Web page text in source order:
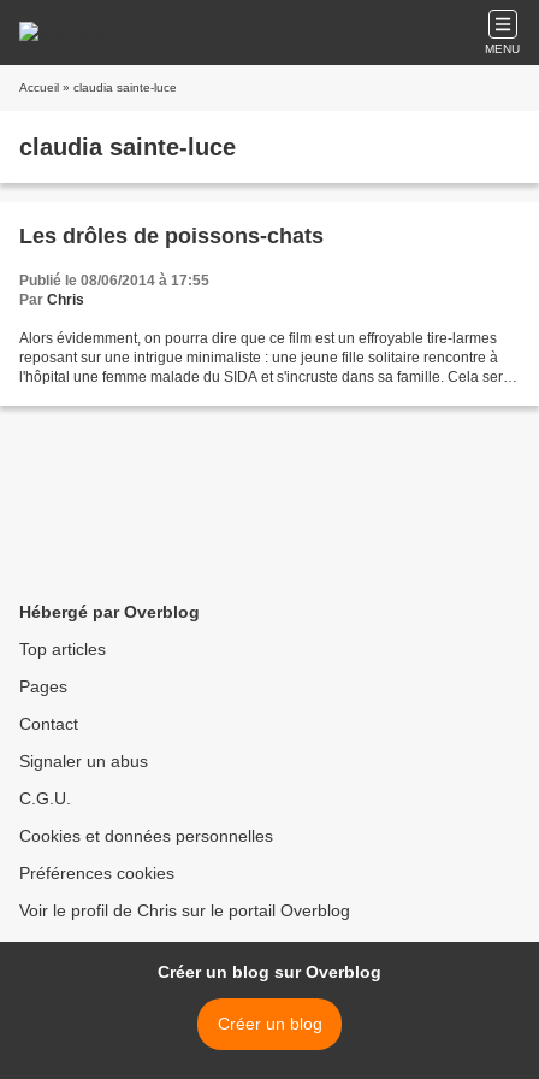
MENU
Accueil » claudia sainte-luce
claudia sainte-luce
Les drôles de poissons-chats
Publié le 08/06/2014 à 17:55
Par Chris
Alors évidemment, on pourra dire que ce film est un effroyable tire-larmes
reposant sur une intrigue minimaliste : une jeune fille solitaire rencontre à
l'hôpital une femme malade du SIDA et s'incruste dans sa famille. Cela serait
Hébergé par Overblog
Top articles
Pages
Contact
Signaler un abus
C.G.U.
Cookies et données personnelles
Préférences cookies
Voir le profil de Chris sur le portail Overblog
Créer un blog sur Overblog
Créer un blog